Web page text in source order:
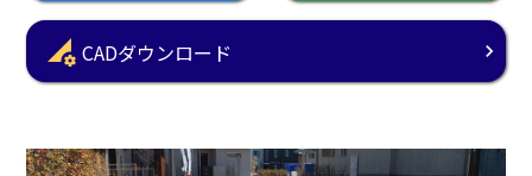
perm_data_setting CADダウンロード